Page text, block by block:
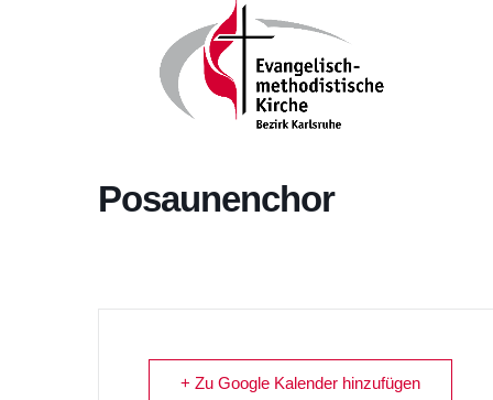
Posaunenchor
+ Zu Google Kalender hinzufügen